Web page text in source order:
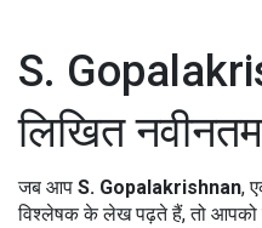
S.
लिखित
जब आप S. Gopalakrishnan,
विश्लेषकके लेख पढ़ते हैं, तो आपको